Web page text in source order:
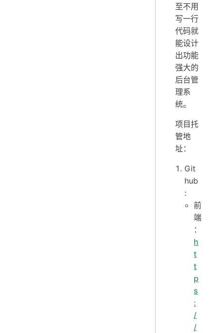
至不用
写一行
代码就
能设计
出功能
强大的
后台管
理系
统。
项目托
管地
址：
Git
hub
:
前
端
：
h
t
t
p
s
:
/
/